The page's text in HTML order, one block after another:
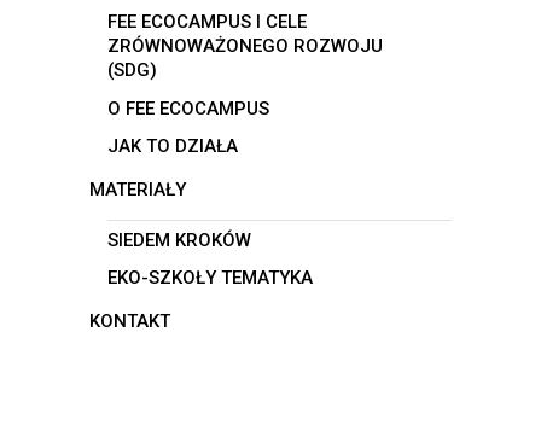
FEE ECOCAMPUS I CELE
ZRÓWNOWAŻONEGO ROZWOJU
(SDG)
O FEE ECOCAMPUS
JAK TO DZIAŁA
MATERIAŁY
SIEDEM KROKÓW
EKO-SZKOŁY TEMATYKA
KONTAKT